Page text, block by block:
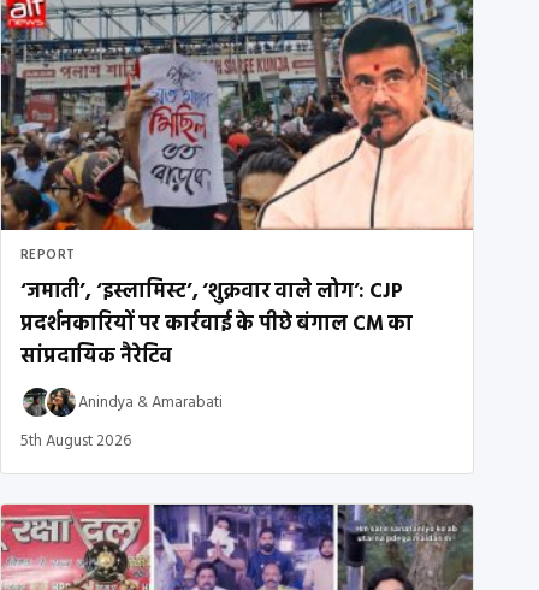
REPORT
‘जमाती’, ‘इस्लामिस्ट’, ‘शुक्रवार वाले लोग’: CJP
प्रदर्शनकारियों पर कार्रवाई के पीछे बंगाल CM का
सांप्रदायिक नैरेटिव
Anindya &Amarabati
5th August 2026